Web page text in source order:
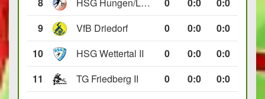
9
VfB Driedorf 0 0:0
0:0
10
HSG Wettertal II 0 0:0
0:0
11
TG Friedberg II 0 0:0 0:0